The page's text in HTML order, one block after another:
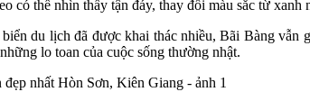
có thể nhìn thấy tận đáy, thay đổi màu sắc từ xanh
du lịch đã được khai thác nhiều, Bãi Bàng
lo toan của cuộc sống thường nhật.